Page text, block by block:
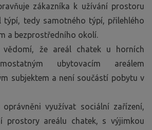
zákazníka k užívání prostoru
týpí, tedy samotného týpí, přilehlého
a bezprostředního okolí.
vědomí, že areál chatek u horních
ubytovacím areálem
subjektem a není součástí pobytu v
využívat sociální zařízení,
prostory areálu chatek, s výjimkou